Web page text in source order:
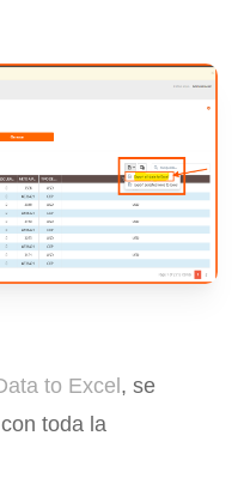
to Excel , se
con toda la